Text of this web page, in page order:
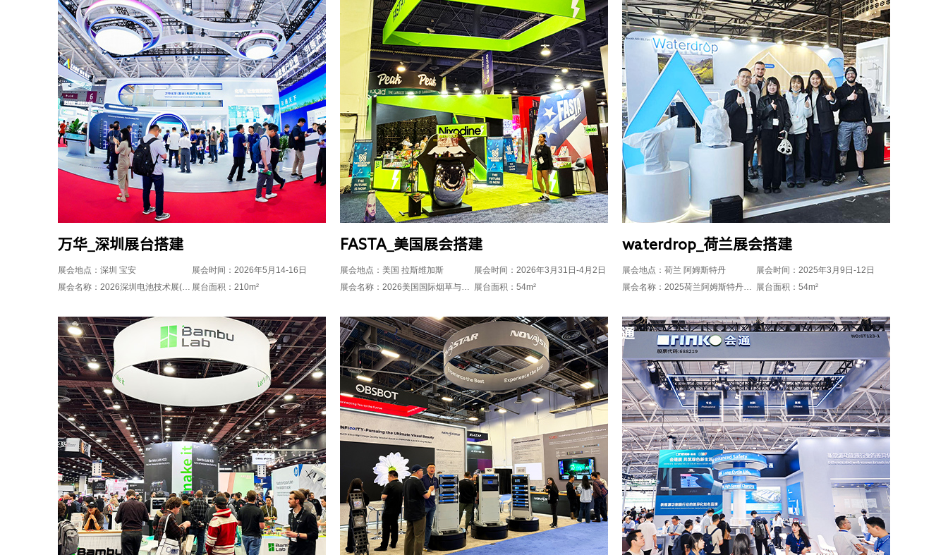
万华_深圳展台搭建
展会地点：深圳 宝安
展会时间：2026年5月14-16日
展会名称：2026深圳电池技术展(CIBF2026) 展台面积：210m²
FASTA_美国展会搭建
展会地点：美国 拉斯维加斯
展会时间：2026年3月31日-4月2日
展会名称：2026美国国际烟草与电子烟展览会TPE 展台面积：54m²
waterdrop_荷兰展会搭建
展会地点：荷兰 阿姆斯特丹
展会时间：2025年3月9日-12日
展会名称：2025荷兰阿姆斯特丹国际水处理展 展台面积：54m²